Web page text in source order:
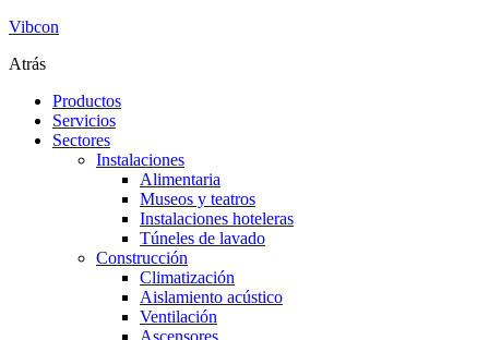
Vibcon
Atrás
Productos
Servicios
Sectores
Instalaciones
Alimentaria
Museos y teatros
Instalaciones hoteleras
Túneles de lavado
Construcción
Climatización
Aislamiento acústico
Ventilación
Ascensores